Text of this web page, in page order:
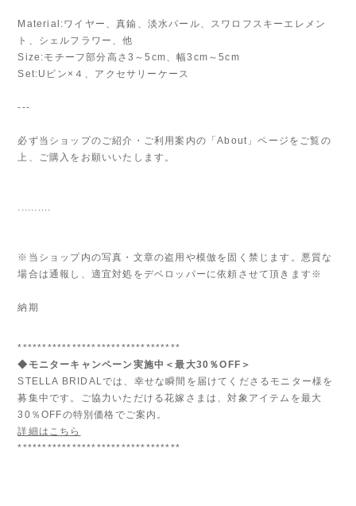
Material:ワイヤー、真鍮、淡水パール、スワロフスキーエレメン
ト、シェルフラワー、他
Size:モチーフ部分高さ3～5cm、幅3cm～5cm
Set:Uピン×４、アクセサリーケース
---
必ず当ショップのご紹介・ご利用案内の「About」ページをご覧の
上、ご購入をお願いいたします。
..........
※当ショップ内の写真・文章の盗用や模倣を固く禁じます。悪質な
場合は通報し、適宜対処をデベロッパーに依頼させて頂きます※
納期
*********************************
◆モニターキャンペーン実施中＜最大30％OFF＞
STELLA BRIDALでは、幸せな瞬間を届けてくださるモニター様を
募集中です。ご協力いただける花嫁さまは、対象アイテムを最大
30％OFFの特別価格でご案内。
詳細はこちら
*********************************